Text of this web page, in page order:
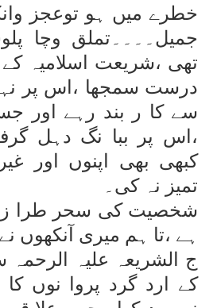
خطرے میں ہو توعجز
جمیل۔۔۔۔تملق وچا
تھی ،شریعت اسلامیہ
درست سمجھا ،اس پر
سے کا ر بند رہے اور
،اس پر ببا نگ دہل
کبھی بھی اپنوں اور
تمیز نہ کی۔
شخصیت کی سحر طرا
ہے ،تا ہم میری آنکھوں
ج الشریعہ علیہ
کے ارد گرد پروا نوں